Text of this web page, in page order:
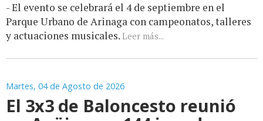
- El evento se celebrará el 4 de septiembre en el
Parque Urbano de Arinaga con campeonatos, talleres
y actuaciones musicales. Leer más...
Martes, 04 de Agosto de 2026
El 3x3 de Baloncesto reunió